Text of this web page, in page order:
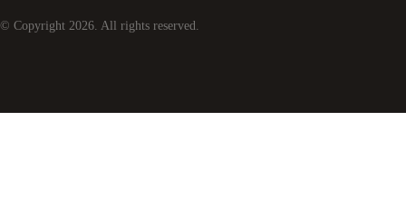
© Copyright 2026. All rights reserved.